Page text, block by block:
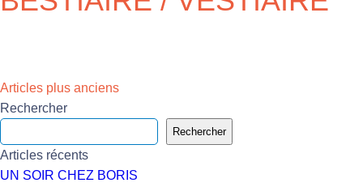
Navigation
des
articles
Articles plus anciens
Rechercher
Rechercher
Articles récents
UN SOIR CHEZ BORIS